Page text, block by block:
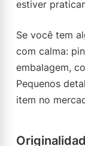
estiver
Se você tem
com calma:
embalagem,
Pequenos
item no